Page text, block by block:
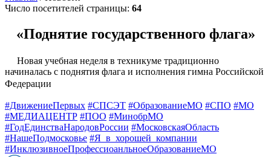
Число посетителей страницы: 64
«Поднятие государственного флага»
Новая учебная неделя в техникуме традиционно
начиналась с поднятия флага и исполнения гимна Российской
Федерации
#ДвижениеПервых #СПСЭТ #ОбразованиеМО #СПО #МО
#МЕДИАЦЕНТР #ПОО #МинобрМО
#ГодЕдинстваНародовРоссии #МосковскаяОбласть
#НашеПодмосковье #Я_в_хорошей_компании
#ИнклюзивноеПрофессиоанльноеОбразованиеМО